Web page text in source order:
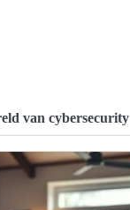
van cybersecurity